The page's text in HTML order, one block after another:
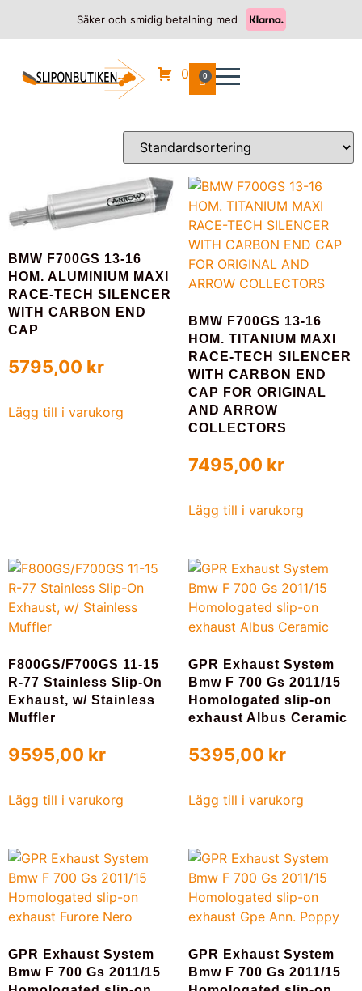
Säker och smidig betalning med
0 0
BMW/F 700 GS/ 2013
2013
BMW F700GS 13-16
HOM. ALUMINIUM MAXI
RACE-TECH SILENCER
WITH CARBON END
CAP
5795,00 kr
Lägg till i varukorg
BMW F700GS 13-16
HOM. TITANIUM MAXI
RACE-TECH SILENCER
WITH CARBON END
CAP FOR ORIGINAL
AND ARROW
COLLECTORS
7495,00 kr
Lägg till i varukorg
F800GS/F700GS 11-15
R-77 Stainless Slip-On
Exhaust, w/ Stainless
Muffler
9595,00 kr
Lägg till i varukorg
GPR Exhaust System
Bmw F 700 Gs 2011/15
Homologated slip-on
exhaust Albus Ceramic
5395,00 kr
Lägg till i varukorg
GPR Exhaust System
Bmw F 700 Gs 2011/15
GPR Exhaust System
Bmw F 700 Gs 2011/15